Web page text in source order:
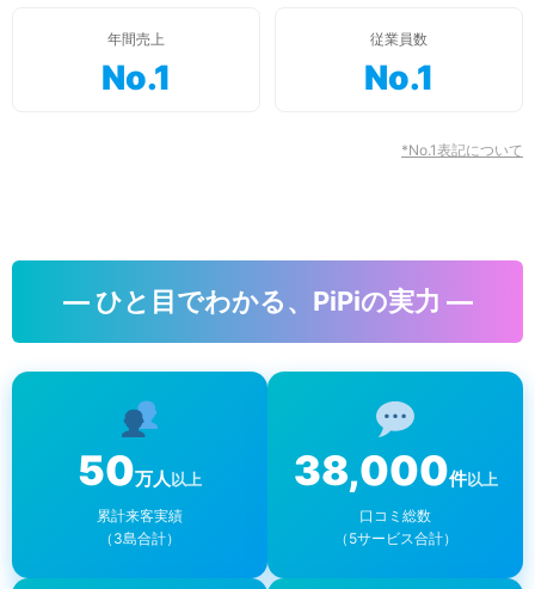
年間売上
No.1
従業員数
No.1
*No.1表記について
― ひと目でわかる、PiPiの実力 ―
50万人以上
累計来客実績
（3島合計）
38,000件以上
口コミ総数
（5サービス合計）